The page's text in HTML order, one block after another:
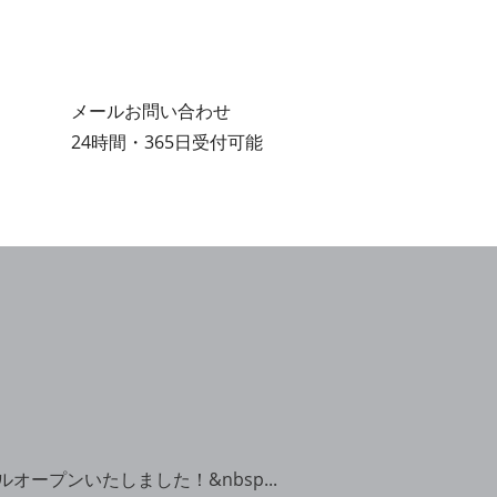
メールお問い合わせ
24時間・365日受付可能
オープンいたしました！&nbsp...